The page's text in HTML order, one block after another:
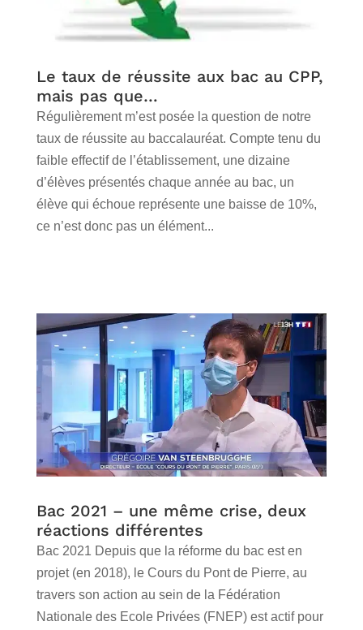
Le taux de réussite aux bac au CPP,
mais pas que…
Régulièrement m’est posée la question de notre
taux de réussite au baccalauréat. Compte tenu du
faible effectif de l’établissement, une dizaine
d’élèves présentés chaque année au bac, un
élève qui échoue représente une baisse de 10%,
ce n’est donc pas un élément...
Bac 2021 – une même crise, deux
réactions différentes
Bac 2021 Depuis que la réforme du bac est en
projet (en 2018), le Cours du Pont de Pierre, au
travers son action au sein de la Fédération
Nationale des Ecole Privées (FNEP) est actif pour